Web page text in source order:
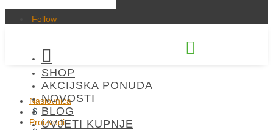
Follow


SHOP
AKCIJSKA PONUDA
NOVOSTI
BLOG
UVJETI KUPNJE
Naslovnica
$
Proizvodi